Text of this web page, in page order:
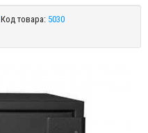
Код товара: 5030